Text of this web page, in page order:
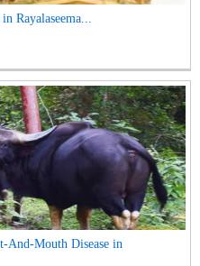
Rayalaseema...
And-Mouth Disease in